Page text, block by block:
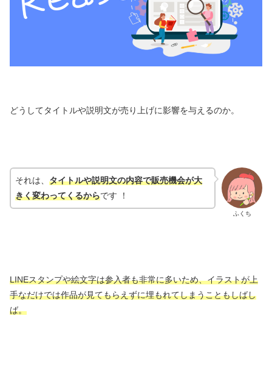
どうしてタイトルや説明文が売り上げに影響を与えるのか。
ふくち
それは、 タイトルや説明文の内容で販売機会が大
きく変わってくるからです ！
LINEスタンプや絵文字は参入者も非常に多いため、イラストが上
手なだけでは作品が見てもらえずに埋もれてしまうこともしばし
ば。